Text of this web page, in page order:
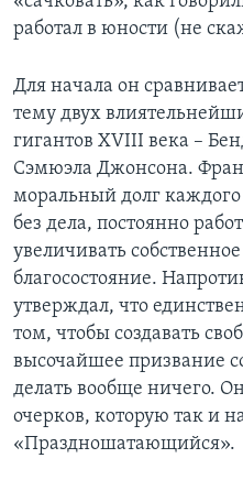
работал в юности (не
Для начала он
тему двух
гигантов XVIII века –
Сэмюэла Джонсона.
моральный долг
без дела, постоянно
увеличивать
благосостояние.
утверждал, что
том, чтобы создавать
высочайшее призвание
делать вообще ничего.
очерков, которую так и
«Праздношатающийся».